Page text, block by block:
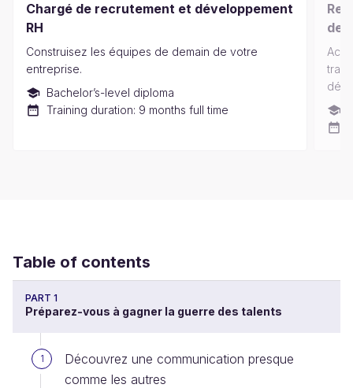
Chargé de recrutement et développement
RH
Construisez les équipes de demain de votre
entreprise.
Bachelor’s-level diploma
Training duration: 9 months full time
Table of contents
PART 1
Préparez-vous à gagner la guerre des talents
1
Découvrez une communication presque
comme les autres